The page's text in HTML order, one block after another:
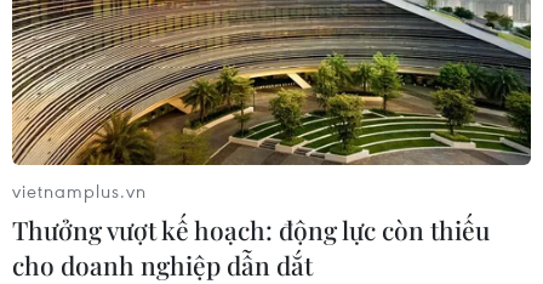
#giới tính #Không khí lạnh
Theo dõi VietnamPlus
vietnamplus.vn
Thưởng vượt kế hoạch: động lực còn thiếu
cho doanh nghiệp dẫn dắt